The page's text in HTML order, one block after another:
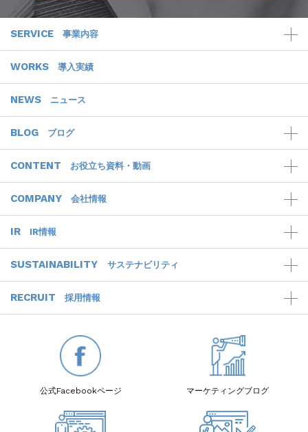
SERVICE 事業内容
WORKS 導入実績
NEWS ニュース
BLOG ブログ
CONTENT お役立ち資料・動画
COMPANY 会社情報
IR IR情報
SUSTAINABILITY サステナビリティ
RECRUIT 採用情報
公式Facebookページ マーケティングブログ